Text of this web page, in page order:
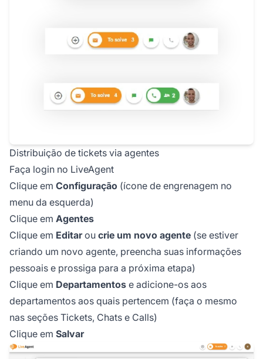
Distribuição de tickets via agentes
Faça login no LiveAgent
Clique em Configuração (ícone de engrenagem no
menu da esquerda)
Clique em Agentes
Clique em Editarou crie um novo agente (se estiver
criando um novo agente, preencha suas informações
pessoais e prossiga para a próxima etapa)
Clique em Departamentos e adicione-os aos
departamentos aos quais pertencem (faça o mesmo
nas seções Tickets, Chats e Calls)
Clique em Salvar